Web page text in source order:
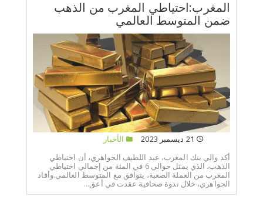
المغرب:احتياطي المغرب من الذهب
ضمن المتوسط العالمي
الأخبار
أكد والي بنك المغرب، عبد اللطيف الجواهري، أن احتياطي
الذهب، الذي يمثل حوالي 6 في المئة من إجمالي احتياطي
المغرب من العملة الصعبة، يتوافق مع المتوسط العالمي.وأفاد
الجواهري، خلال ندوة صحافية عقدت في أعق...